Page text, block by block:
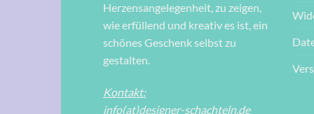
Herzensangelegenheit, zu zeigen,
wie erfüllend und kreativ es ist, ein
schönes Geschenk selbst zu
gestalten.
Kontakt:
info(at)designer-schachteln.de